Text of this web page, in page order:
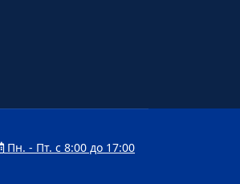
Пн. - Пт. с 8:00 до 17:00